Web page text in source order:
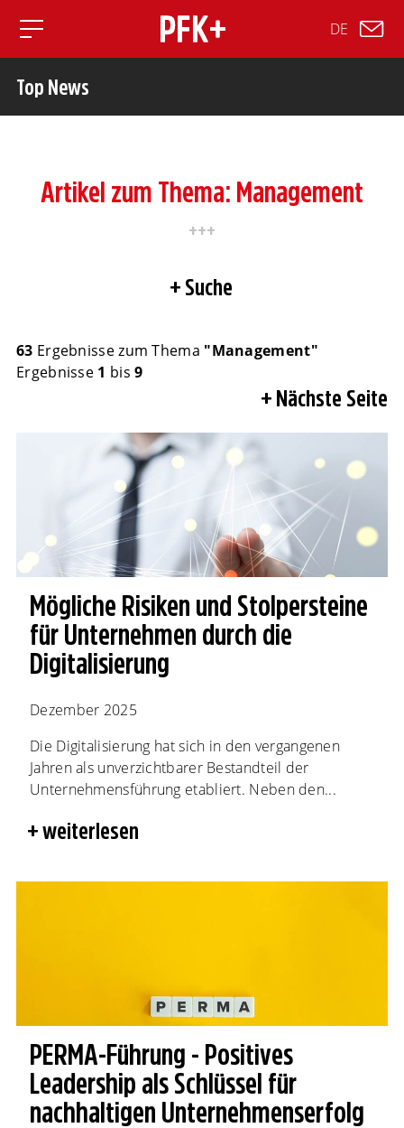
Toggle mobile navigation
DE
Top News
Artikel zum Thema: Management
Suche
63 Ergebnisse zum Thema "Management"
Ergebnisse 1 bis9
Nächste Seite
Mögliche Risiken und Stolpersteine
für Unternehmen durch die
Digitalisierung
Dezember 2025
Die Digitalisierung hat sich in den vergangenen
Jahren als unverzichtbarer Bestandteil der
Unternehmensführung etabliert. Neben den...
weiterlesen
PERMA-Führung - Positives
Leadership als Schlüssel für
nachhaltigen Unternehmenserfolg